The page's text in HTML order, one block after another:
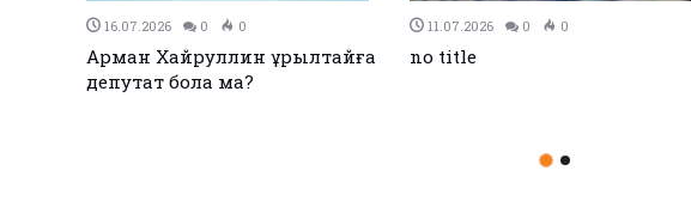
27.12.2023 0 0
Қызылқоғада әлем және Азия
чемпиондары марапатталды
26.12.2023 0 0
ЕЭО одағы мен Иран келісімге